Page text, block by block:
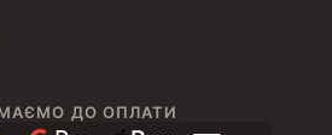
ДО ОПЛАТИ